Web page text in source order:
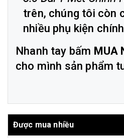
trên, chúng tôi còn
nhiều phụ kiện
Nhanh tay bấm MUA
cho mình sản phẩm
Được mua nhiều